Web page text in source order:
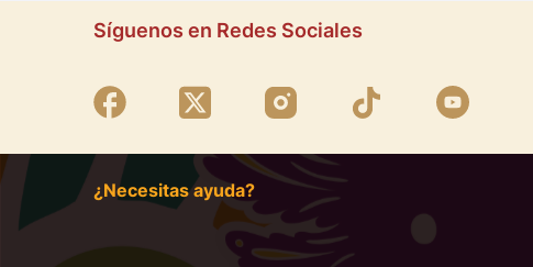
Síguenos en Redes Sociales
¿Necesitas ayuda?